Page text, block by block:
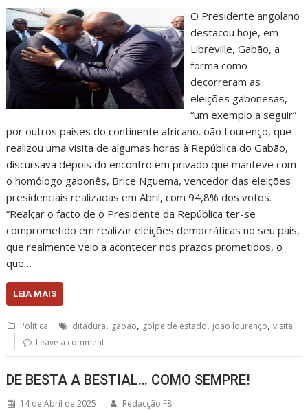
O Presidente angolano
destacou hoje, em
Libreville, Gabão, a
forma como
decorreram as
eleições gabonesas,
“um exemplo a seguir”
por outros países do continente africano. oão Lourenço, que
realizou uma visita de algumas horas à República do Gabão,
discursava depois do encontro em privado que manteve com
o homólogo gabonês, Brice Nguema, vencedor das eleições
presidenciais realizadas em Abril, com 94,8% dos votos.
“Realçar o facto de o Presidente da República ter-se
comprometido em realizar eleições democráticas no seu país,
que realmente veio a acontecer nos prazos prometidos, o
que…
LEIA MAIS
Política ditadura, gabão, golpe de estado, joão lourenço,visita
Leave a comment
DE BESTA A BESTIAL… COMO SEMPRE!
14 de Abril de 2025 Redacção F8